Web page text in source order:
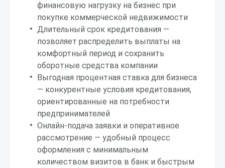
финансовую нагрузку на бизнес при
покупке коммерческой недвижимости
Длительный срок кредитования —
позволяет распределить выплаты на
комфортный период и сохранить
оборотные средства компании
Выгодная процентная ставка для бизнеса
— конкурентные условия кредитования,
ориентированные на потребности
предпринимателей
Онлайн-подача заявки и оперативное
рассмотрение — удобный процесс
оформления с минимальным
количеством визитов в банк и быстрым